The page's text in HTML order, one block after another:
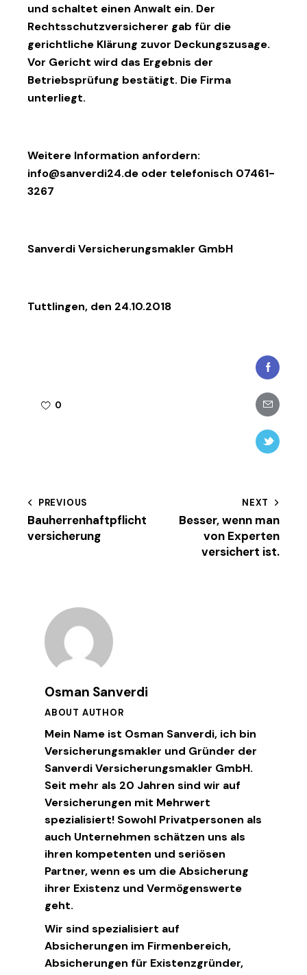
und schaltet einen Anwalt ein. Der
Rechtsschutzversicherer gab für die
gerichtliche Klärung zuvor Deckungszusage.
Vor Gericht wird das Ergebnis der
Betriebsprüfung bestätigt. Die Firma
unterliegt.
Weitere Information anfordern:
info@sanverdi24.de oder telefonisch 07461-
3267
Sanverdi Versicherungsmakler GmbH
Tuttlingen, den 24.10.2018
0
Facebook
Share-
email
Twitter-
Beitragsnavigation
PREVIOUS
Bauherrenhaftpflicht
versicherung
NEXT
Besser, wenn man
von Experten
versichert ist.
Osman Sanverdi
ABOUT AUTHOR
Mein Name ist Osman Sanverdi, ich bin
Versicherungsmakler und Gründer der
Sanverdi Versicherungsmakler GmbH.
Seit mehr als 20 Jahren sind wir auf
Versicherungen mit Mehrwert
spezialisiert! Sowohl Privatpersonen als
auch Unternehmen schätzen uns als
ihren kompetenten und seriösen
Partner, wenn es um die Absicherung
ihrer Existenz und Vermögenswerte
geht.
Wir sind spezialisiert auf
Absicherungen im Firmenbereich,
Absicherungen für Existenzgründer,